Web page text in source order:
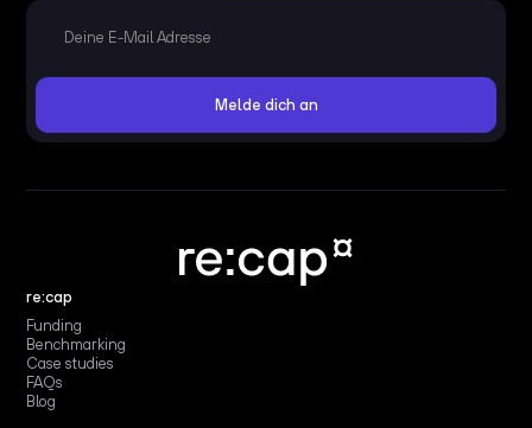
re:cap
Funding
Benchmarking
Case studies
FAQs
Blog